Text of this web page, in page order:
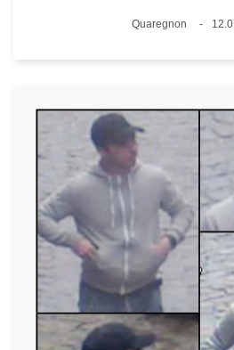
Standort
Quaregnon